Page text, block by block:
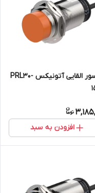
سنسور القایی آتونیکس PRL30-
افزودن به سبد